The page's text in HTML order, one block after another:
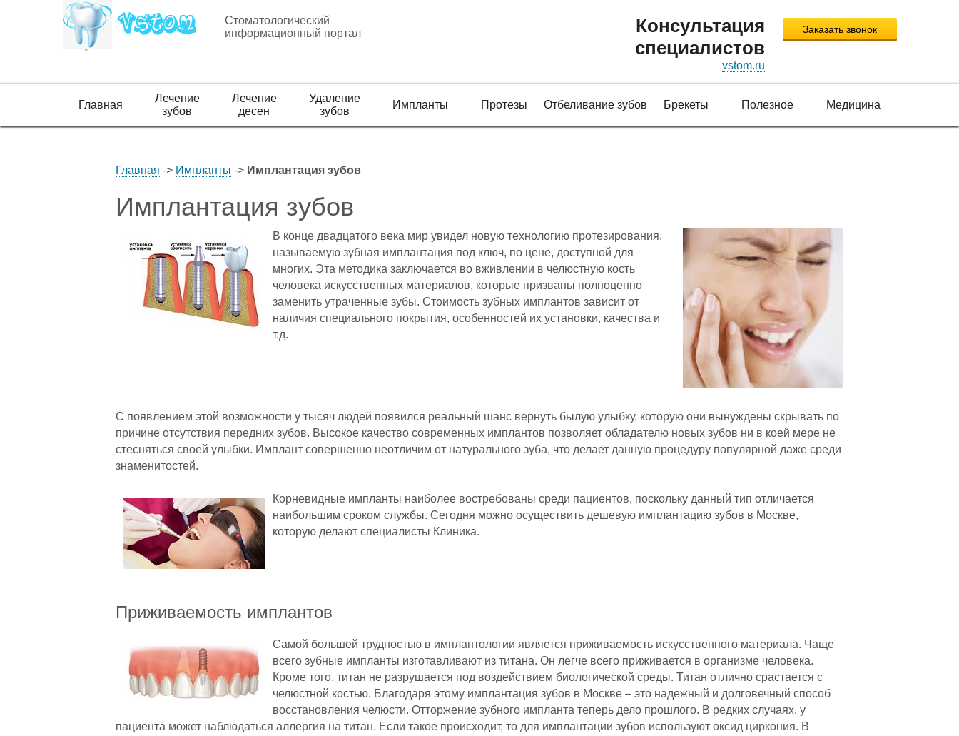
Стоматологический
информационный портал
Консультация
специалистов
vstom.ru
Заказать звонок
Главная
Лечение
зубов
Лечение
десен
Удаление
зубов
Импланты Протезы Отбеливание зубов Брекеты Полезное Медицина
Главная -> Импланты -> Имплантация зубов
Имплантация зубов
В конце двадцатого века мир увидел новую технологию протезирования,
называемую зубная имплантация под ключ, по цене, доступной для
многих. Эта методика заключается во вживлении в челюстную кость
человека искусственных материалов, которые призваны полноценно
заменить утраченные зубы. Стоимость зубных имплантов зависит от
наличия специального покрытия, особенностей их установки, качества и
т.д.
С появлением этой возможности у тысяч людей появился реальный шанс вернуть былую улыбку, которую они вынуждены скрывать по
причине отсутствия передних зубов. Высокое качество современных имплантов позволяет обладателю новых зубов ни в коей мере не
стесняться своей улыбки. Имплант совершенно неотличим от натурального зуба, что делает данную процедуру популярной даже среди
знаменитостей.
Корневидные импланты наиболее востребованы среди пациентов, поскольку данный тип отличается
наибольшим сроком службы. Сегодня можно осуществить дешевую имплантацию зубов в Москве,
которую делают специалисты Клиника.
Приживаемость имплантов
Самой большей трудностью в имплантологии является приживаемость искусственного материала. Чаще
всего зубные импланты изготавливают из титана. Он легче всего приживается в организме человека.
Кроме того, титан не разрушается под воздействием биологической среды. Титан отлично срастается с
челюстной костью. Благодаря этому имплантация зубов в Москве – это надежный и долговечный способ
восстановления челюсти. Отторжение зубного импланта теперь дело прошлого. В редких случаях, у
пациента может наблюдаться аллергия на титан. Если такое происходит, то для имплантации зубов используют оксид циркония. В